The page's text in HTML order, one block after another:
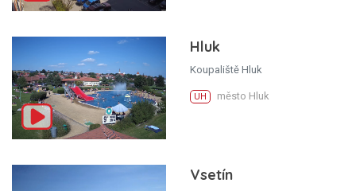
Hluk
Koupaliště Hluk
UH město Hluk
Vsetín